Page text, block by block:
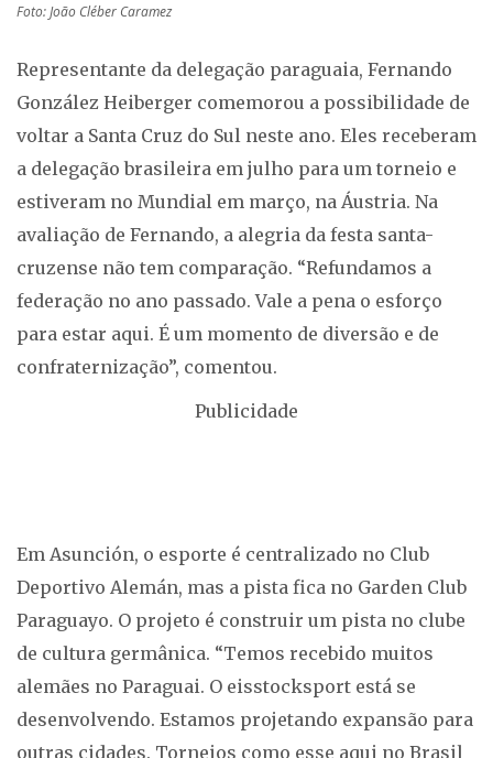
Foto: João Cléber Caramez
Representante da delegação paraguaia, Fernando
González Heiberger comemorou a possibilidade de
voltar a Santa Cruz do Sul neste ano. Eles receberam
a delegação brasileira em julho para um torneio e
estiveram no Mundial em março, na Áustria. Na
avaliação de Fernando, a alegria da festa santa-
cruzense não tem comparação. “Refundamos a
federação no ano passado. Vale a pena o esforço
para estar aqui. É um momento de diversão e de
confraternização”, comentou.
Publicidade
Em Asunción, o esporte é centralizado no Club
Deportivo Alemán, mas a pista fica no Garden Club
Paraguayo. O projeto é construir um pista no clube
de cultura germânica. “Temos recebido muitos
alemães no Paraguai. O eisstocksport está se
desenvolvendo. Estamos projetando expansão para
outras cidades. Torneios como esse aqui no Brasil